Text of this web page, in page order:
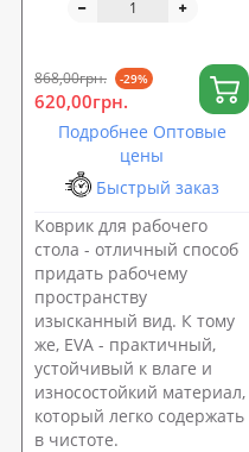
см OSPORT (R-00063)
868,00грн. -29%
620,00грн.
Подробнее Оптовые
цены
Быстрый заказ
Коврик для рабочего
стола - отличный способ
придать рабочему
пространству
изысканный вид. К тому
же, EVA - практичный,
устойчивый к влаге и
износостойкий материал,
который легко содержать
в чистоте.